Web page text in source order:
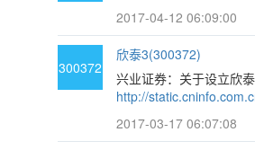
2017-04-12 06:09:00
300372
欣泰3(300372)
兴业证券：关于设立欣
http://
2017-03-17 06:07:08